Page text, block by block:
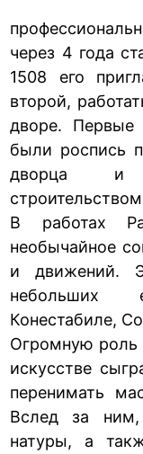
через 4 года
1508 его
второй,
дворе. Первые
были роспись
дворца и
В работах
необычайное
и движений.
небольших
Конестабиле,
Огромную роль
искусстве
перенимать
Вслед за
натуры, а